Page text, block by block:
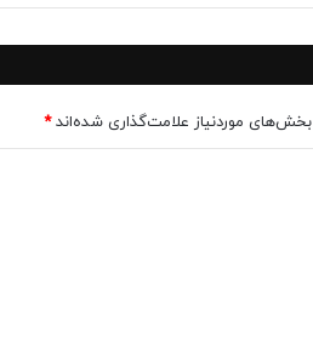
بخش‌های موردنیاز علامت‌گذاری شده‌اند*